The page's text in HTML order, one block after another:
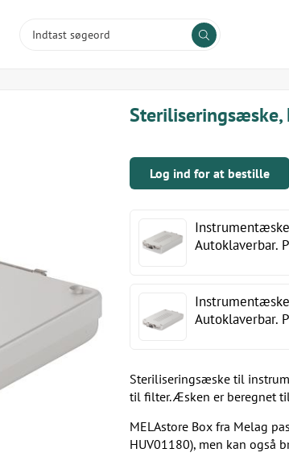
Steriliseringsæske,
Log ind for at bestille
Autoklaverbar.
Autoklaverbar.
Steriliseringsæske til
til filter. Æsken er beregnet
MELAstore Box fra Melag
HUV01180), men kan også